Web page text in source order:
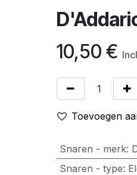
10,50 €
Toevoegen
Snaren - merk:
Snaren - type: